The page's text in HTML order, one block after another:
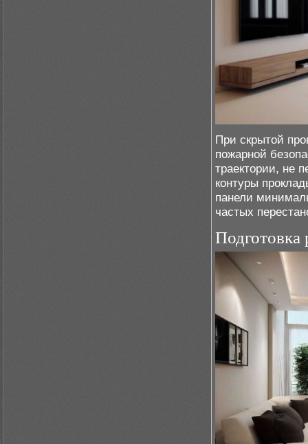
При скрытой
пожарной
траектории, не
контуры
панели
частых